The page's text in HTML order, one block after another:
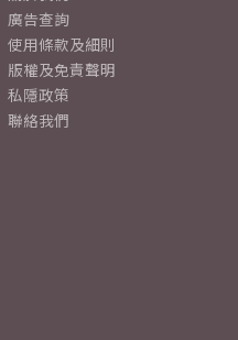
廣告查詢
使用條款及細則
版權及免責聲明
私隱政策
聯絡我們